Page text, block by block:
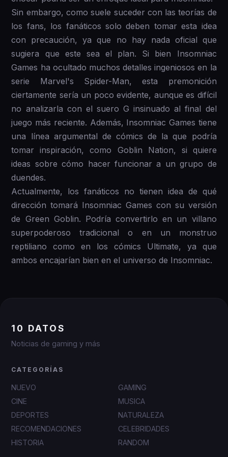
Sin embargo, como suele suceder con las teorías de
los fans, los fanáticos solo deben tomar esta idea
con precaución, ya que no hay nada oficial que
sugiera que este sea el plan. Si bien Insomniac
Games ha ocultado muchos detalles ingeniosos en la
serie Marvel's Spider-Man, esta premonición
ciertamente sería un poco evidente, aunque es difícil
no analizarla con el suero G insinuado al final del
juego más reciente. Además, Insomniac Games tiene
una línea argumental de cómics de la que podría
tomar inspiración, como Goblin Nation, si quiere
ideas sobre cómo hacer funcionar a un grupo de
duendes.
Actualmente, los fanáticos no tienen idea de qué
dirección tomará Insomniac Games con su versión
de Green Goblin. Podría convertirlo en un villano
superpoderoso tradicional o en un monstruo
reptiliano como en los cómics Ultimate, ya que
ambos encajarían bien en el universo de Insomniac.
10 DATOS
Noticias de gaming y más
CATEGORÍAS
NUEVO
GAMING
CINE
MUSICA
DEPORTES
NATURALEZA
RECOMENDACIONES
CELEBRIDADES
HISTORIA
RANDOM